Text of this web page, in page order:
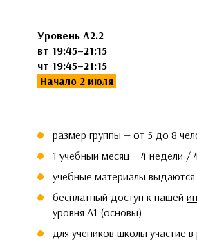
Уровень A2.2
вт 19:45–21:15
чт 19:45–21:15
Начало 2 июля
размер группы — от 5 до 8
1 учебный месяц = 4 недели /
учебные материалы выдаются
бесплатный доступ к нашей
уровня А1 (основы)
для учеников школы участие